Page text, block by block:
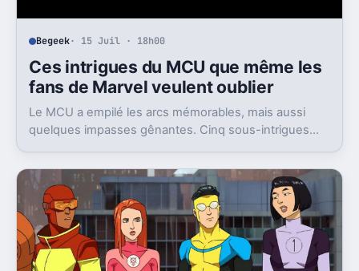
Begeek· 15 Juil · 18h00
Ces intrigues du MCU que même les
fans de Marvel veulent oublier
Le MCU a empilé les arcs mémorables, mais aussi
quelques impasses gênantes. Cinq sous-intrigues